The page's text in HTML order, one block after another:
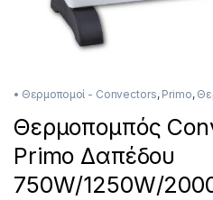
• Θερμοπομοί - Convectors, Primo,
Θερμοπομπός
Primo Δαπέδου
750W/1250W/